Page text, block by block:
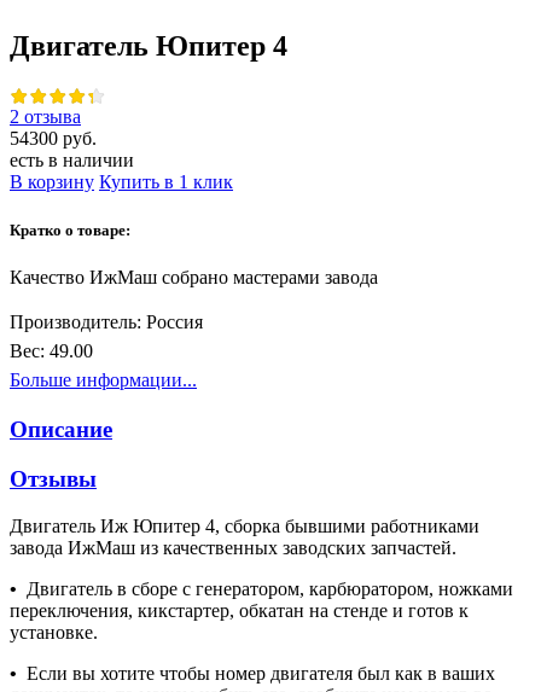
Двигатель Юпитер 4
2 отзыва
54300 руб.
есть в наличии
В корзину Купить в 1 клик
Кратко о товаре:
Качество ИжМаш собрано мастерами завода
Производитель: Россия
Вес: 49.00
Больше информации...
Описание
Отзывы
Двигатель Иж Юпитер 4, сборка бывшими работниками
завода ИжМаш из качественных заводских запчастей.
• Двигатель в сборе с генератором, карбюратором, ножками
переключения, кикстартер, обкатан на стенде и готов к
установке.
• Если вы хотите чтобы номер двигателя был как в ваших